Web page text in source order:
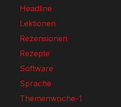
Headline
Lektionen
Rezensionen
Rezepte
Software
Sprache
Themenwoche-1